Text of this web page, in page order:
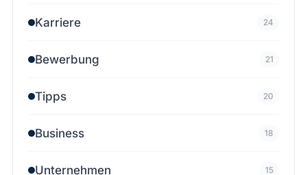
Karriere 24
Bewerbung 21
Tipps 20
Business 18
Unternehmen 15